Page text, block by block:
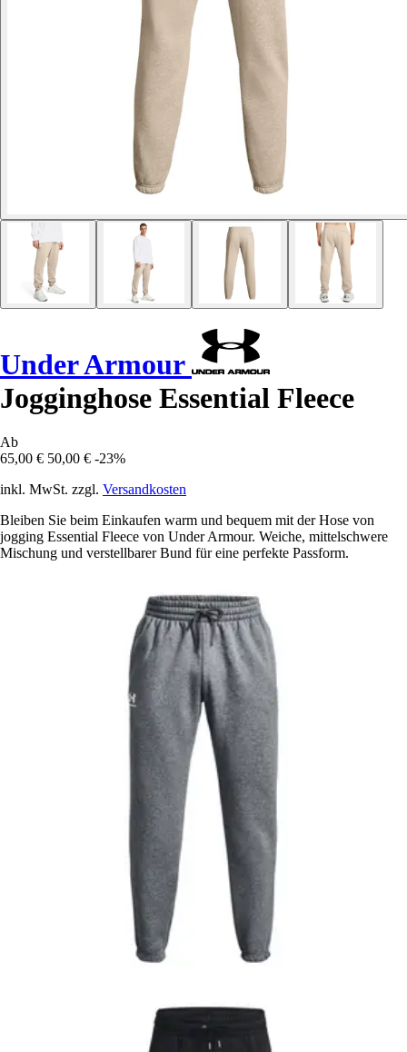
Under Armour
Jogginghose Essential Fleece
Ab
65,00 € 50,00 € -23%
inkl. MwSt. zzgl. Versandkosten
Bleiben Sie beim Einkaufen warm und bequem mit der Hose von
jogging Essential Fleece von Under Armour. Weiche, mittelschwere
Mischung und verstellbarer Bund für eine perfekte Passform.